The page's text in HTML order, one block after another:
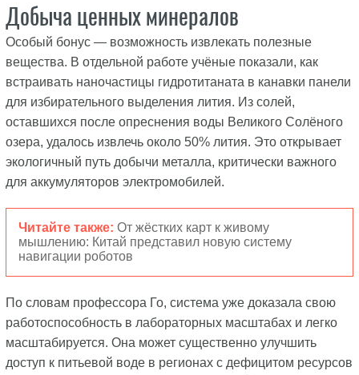
Добыча ценных минералов
Особый бонус — возможность извлекать полезные
вещества. В отдельной работе учёные показали, как
встраивать наночастицы гидротитаната в канавки панели
для избирательного выделения лития. Из солей,
оставшихся после опреснения воды Великого Солёного
озера, удалось извлечь около 50% лития. Это открывает
экологичный путь добычи металла, критически важного
для аккумуляторов электромобилей.
Читайте также: От жёстких карт к живому
мышлению: Китай представил новую систему
навигации роботов
По словам профессора Го, система уже доказала свою
работоспособность в лабораторных масштабах и легко
масштабируется. Она может существенно улучшить
доступ к питьевой воде в регионах с дефицитом ресурсов